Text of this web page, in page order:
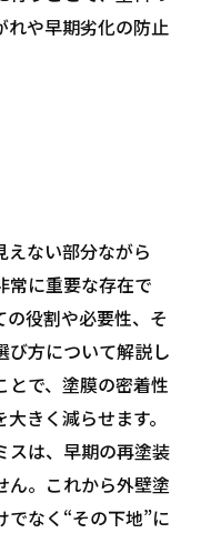
れや早期劣化の防止
えない部分ながら
常に重要な存在で
役割や必要性、そ
び方について解説し
とで、塗膜の密着性
きく減らせます。
スは、早期の再塗装
ん。これから外壁塗
なく“その下地”に